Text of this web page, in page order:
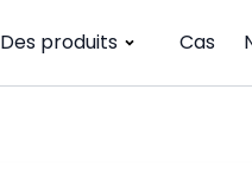
Des produits Cas